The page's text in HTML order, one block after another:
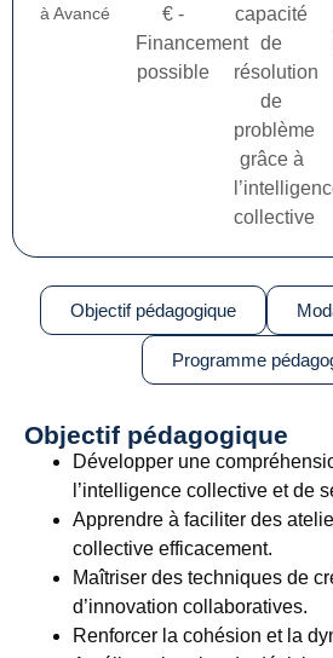
à Avancé
€ -
Financement
possible
capacité
de
résolution
de
problème
grâce à
collective
Objectif pédagogique
Programme
Objectif pédagogique
Développer une
l’intelligence collective et de
Apprendre à faciliter des
collective efficacement.
Maîtriser des techniques de
d’innovation collaboratives.
Renforcer la cohésion et la